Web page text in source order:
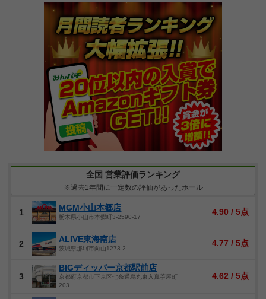
全国 営業評価ランキング
※過去1年間に一定数の評価があったホール
1 MGM小山本郷店
栃木県小山市本郷町3-2590-17
4.90 / 5点
2 ALIVE東海南店
茨城県那珂市向山1273-2
4.77 / 5点
3
BIGディッパー京都駅前店
京都府京都市下京区七条通烏丸東入真苧屋町
203
4.62 / 5点